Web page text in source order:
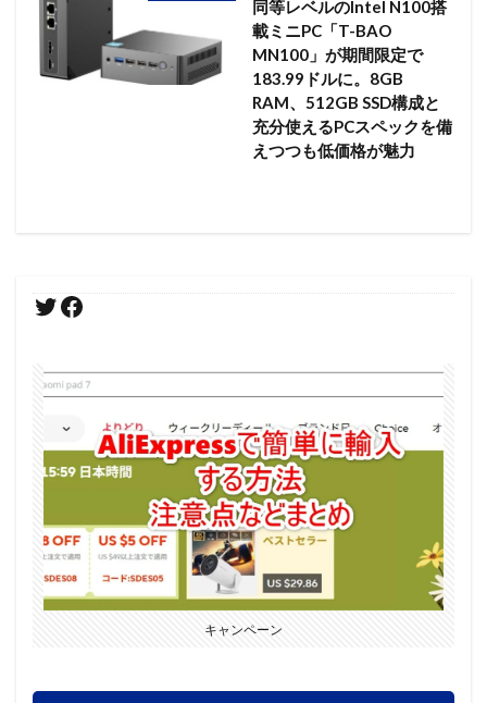
同等レベルのIntel N100搭
載ミニPC「T-BAO
MN100」が期間限定で
183.99ドルに。8GB
RAM、512GB SSD構成と
充分使えるPCスペックを備
えつつも低価格が魅力
キャンペーン